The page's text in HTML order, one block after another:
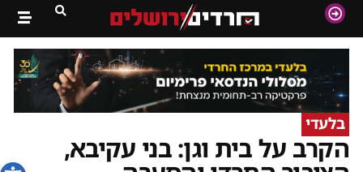
פתח
בלעדי
הקרב על בית וגן: בני עקיבא,